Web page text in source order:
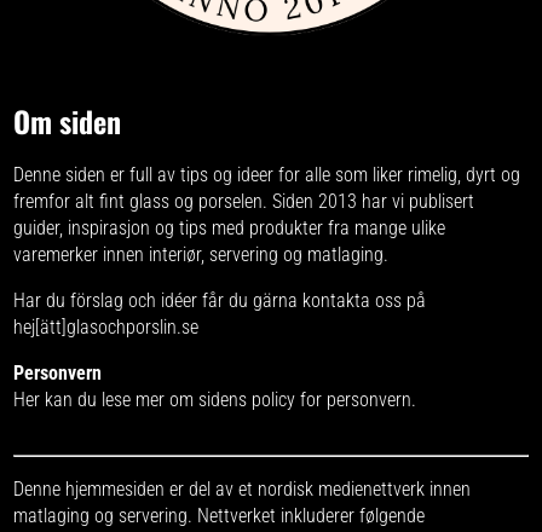
Om siden
Denne siden er full av tips og ideer for alle som liker rimelig, dyrt og
fremfor alt fint glass og porselen. Siden 2013 har vi publisert
guider, inspirasjon og tips med produkter fra mange ulike
varemerker innen interiør, servering og matlaging.
Har du förslag och idéer får du gärna kontakta oss på
hej[ätt]glasochporslin.se
Personvern
Her kan du lese mer om sidens policy for personvern.
Denne hjemmesiden er del av et nordisk medienettverk innen
matlaging og servering. Nettverket inkluderer følgende